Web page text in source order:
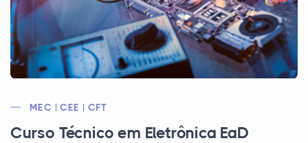
MEC | CEE | CFT
Curso Técnico em Eletrônica EaD